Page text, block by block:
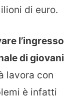
di euro.
l’ingresso
di giovani
lavora con
è infatti